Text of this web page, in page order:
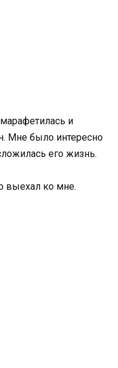
и
Мне было интересно
его жизнь.
выехал ко мне.